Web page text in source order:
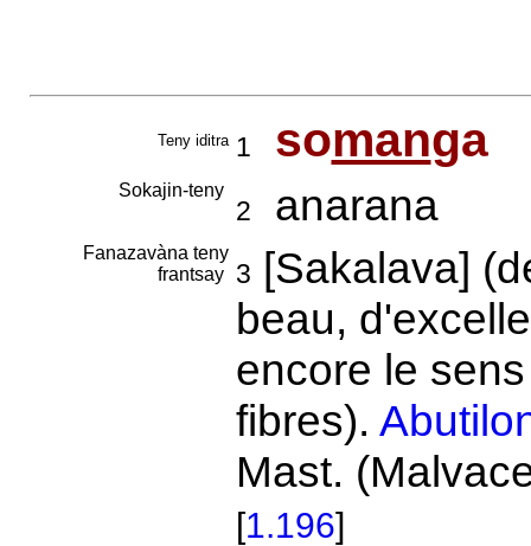
Teny iditra 1 somanga
Sokajin-teny
2 anarana
Fanazavàna teny
frantsay
3 [Sakalava]
beau,
encore le
fibres).
Mast.
[1.196]